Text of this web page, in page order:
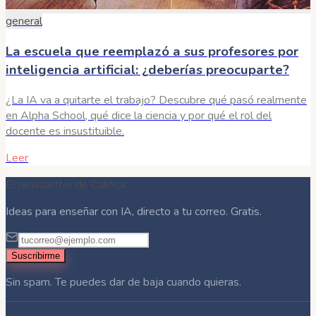
general
La escuela que reemplazó a sus profesores por
inteligencia artificial: ¿deberías preocuparte?
¿La IA va a quitarte el trabajo? Descubre qué pasó realmente
en Alpha School, qué dice la ciencia y por qué el rol del
docente es insustituible.
Leer
El newsletter de Califica
Ideas para enseñar con IA, directo a tu correo. Gratis.
Suscribirme
Sin spam. Te puedes dar de baja cuando quieras.